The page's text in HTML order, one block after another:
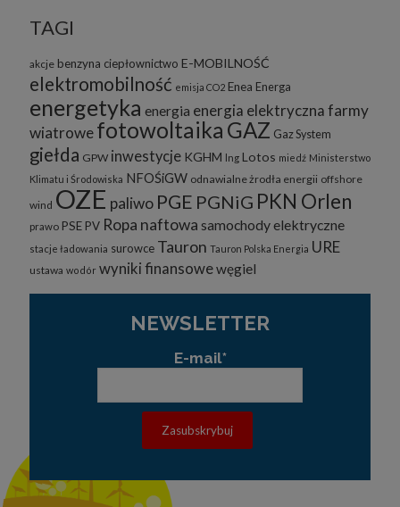
TAGI
akcje benzyna ciepłownictwo E-MOBILNOŚĆ
elektromobilność emisja CO2 Enea Energa
energetyka energia energia elektrycznafarmy
wiatrowefotowoltaika GAZ Gaz System
giełda GPW inwestycje KGHM lng Lotos miedź Ministerstwo
Klimatu i Środowiska NFOŚiGW odnawialne żrodła energii offshore
wind OZE paliwo PGE PGNiG PKN Orlen
prawo PSE PV Ropa naftowa samochody elektryczne
stacje ładowania surowce Tauron Tauron Polska Energia URE
ustawa wodór wyniki finansowewęgiel
NEWSLETTER
E-mail*